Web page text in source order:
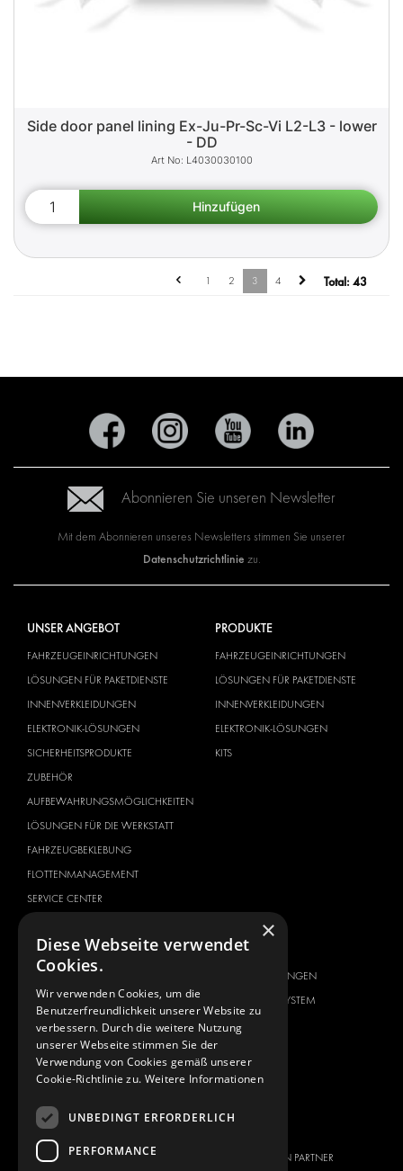
Side door panel lining Ex-Ju-Pr-Sc-Vi L2-L3 - lower
- DD
L4030030100
1 2 3 4 Total: 43
Abonnieren Sie unseren Newsletter
Mit dem Abonnieren unseres Newsletters stimmen Sie unserer
Datenschutzrichtlinie zu.
UNSER ANGEBOT
FAHRZEUGEINRICHTUNGEN
LÖSUNGEN FÜR PAKETDIENSTE
INNENVERKLEIDUNGEN
ELEKTRONIK-LÖSUNGEN
SICHERHEITSPRODUKTE
ZUBEHÖR
AUFBEWAHRUNGSMÖGLICHKEITEN
LÖSUNGEN FÜR DIE WERKSTATT
FAHRZEUGBEKLEBUNG
FLOTTENMANAGEMENT
SERVICE CENTER
PRODUKTE
FAHRZEUGEINRICHTUNGEN
LÖSUNGEN FÜR PAKETDIENSTE
INNENVERKLEIDUNGEN
ELEKTRONIK-LÖSUNGEN
KITS
CITROËN
FIAT
FORD
HYUNDAI
IVECO
MAN
MAXUS
MERCEDES
ÜBER UNS
KOMPLETTLÖSUNGEN
ÜBER MODUL-SYSTEM
DOWNLOADS
NEUIGKEITEN
KONTAKT
WERDEN SIE EIN PARTNER
×
Diese Webseite verwendet
Cookies.
Wir verwenden Cookies, um die
Benutzerfreundlichkeit unserer Website zu
verbessern. Durch die weitere Nutzung
unserer Webseite stimmen Sie der
Verwendung von Cookies gemäß unserer
Cookie-Richtlinie zu. Weitere Informationen
UNBEDINGT ERFORDERLICH
PERFORMANCE